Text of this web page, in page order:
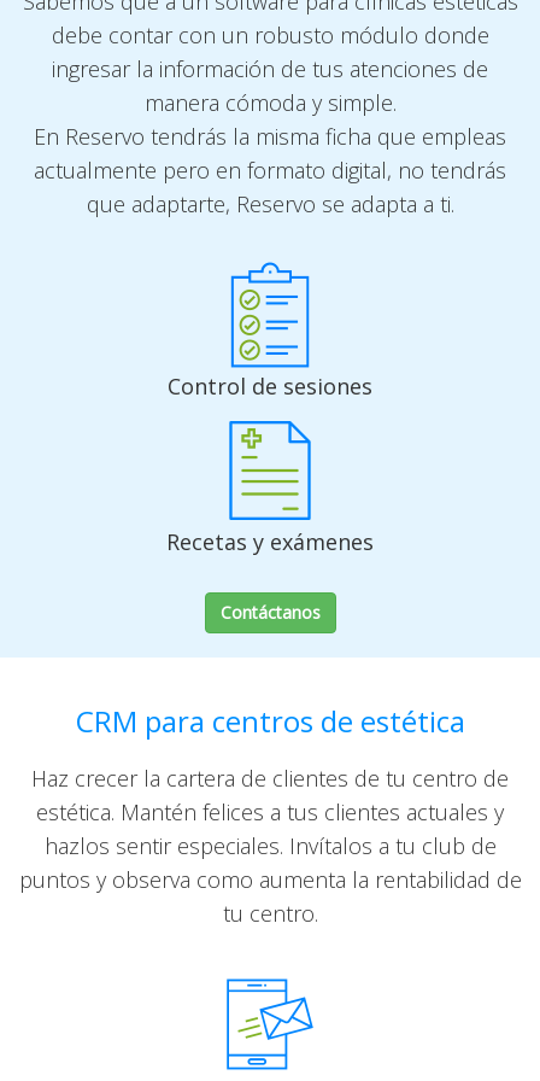
debe contar con un robusto módulo donde
ingresar la información de tus atenciones de
manera cómoda y simple.
En Reservo tendrás la misma ficha que empleas
actualmente pero en formato digital, no tendrás
que adaptarte, Reservo se adapta a ti.
Control de sesiones
Recetas y exámenes
Contáctanos
CRM para centros de estética
Haz crecer la cartera de clientes de tu centro de
estética. Mantén felices a tus clientes actuales y
hazlos sentir especiales. Invítalos a tu club de
puntos y observa como aumenta la rentabilidad de
tu centro.